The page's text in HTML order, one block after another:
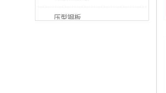
压型钢板